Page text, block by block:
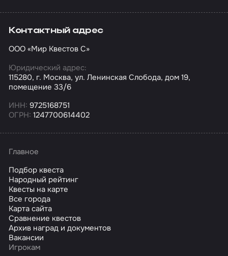
Контактный адрес
ООО «Мир Квестов С»
Юридический адрес:
115280, г. Москва, ул. Ленинская Слобода, дом 19,
помещение 33/6
ИНН: 9725168751
ОГРН: 1247700614402
Главное
Подбор квеста
Народный рейтинг
Квесты на карте
Все города
Карта сайта
Сравнение квестов
Архив наград и документов
Вакансии
Игрокам